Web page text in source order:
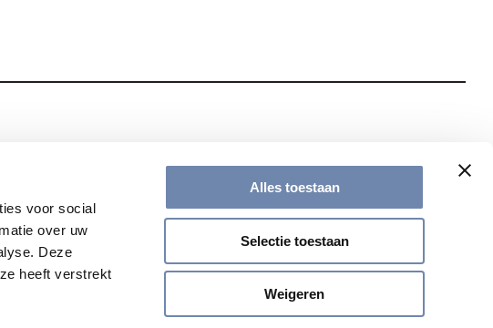
voor social
over uw
Deze
heeft verstrekt
Alles toestaan
Selectie toestaan
Weigeren
op de hoogte met onze nieuwsbrief